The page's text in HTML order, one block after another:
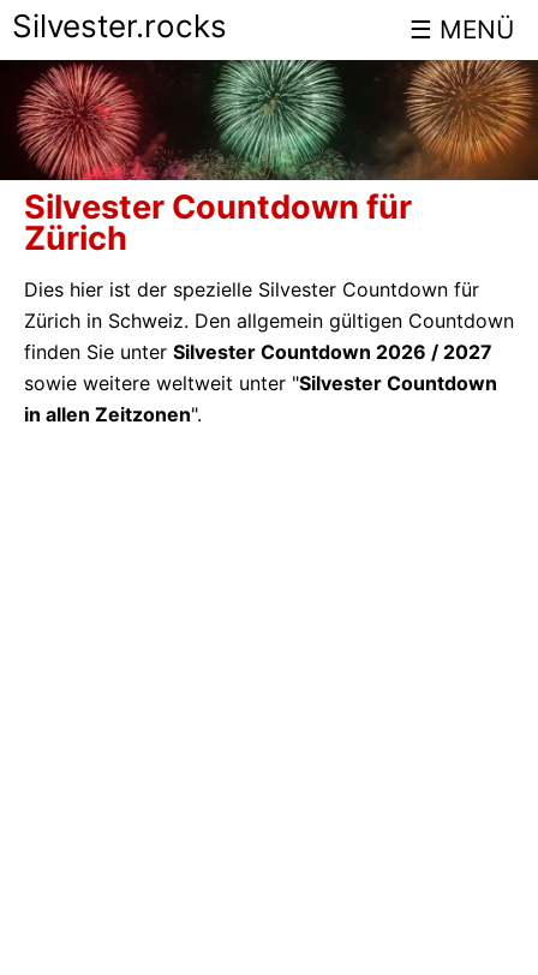
Silvester.rocks
Silvester Countdown für
Zürich
Dies hier ist der spezielle Silvester Countdown für
Zürich in Schweiz. Den allgemein gültigen Countdown
finden Sie unter Silvester Countdown 2026 / 2027
sowie weitere weltweit unter "Silvester Countdown
in allen Zeitzonen".